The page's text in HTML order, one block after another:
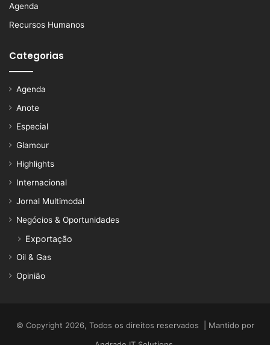
Agenda
Recursos Humanos
Categorias
Agenda
Anote
Especial
Glamour
Highlights
Internacional
Jornal Multimodal
Negócios & Oportunidades
Exportação
Oil & Gas
Opinião
© Copyright 2026, Todos os direitos reservados | Mantido por